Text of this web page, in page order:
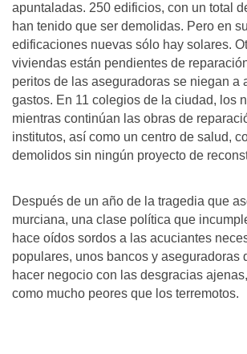
apuntaladas. 250 edificios, con un total
han tenido que ser demolidas. Pero en
edificaciones nuevas sólo hay solares.
viviendas están pendientes de
peritos de las aseguradoras se niegan a
gastos. En 11 colegios de la ciudad, los
mientras continúan las obras de
institutos, así como un centro de salud,
demolidos sin ningún proyecto de
Después de un año de la tragedia que
murciana, una clase política que
hace oídos sordos a las acuciantes
populares, unos bancos y aseguradoras
hacer negocio con las desgracias
como mucho peores que los terremotos.